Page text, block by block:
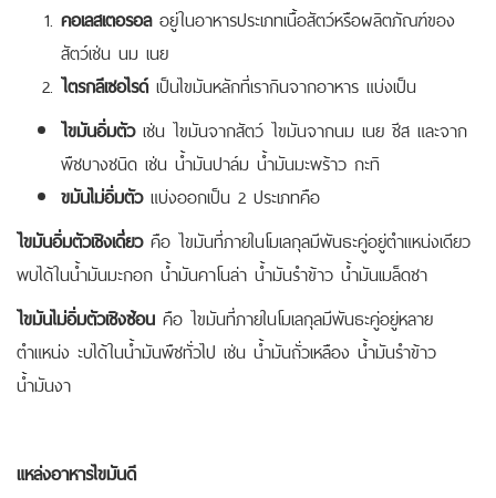
คอเลสเตอรอล อยู่ในอาหารประเภทเนื้อสัตว์หรือผลิตภัณฑ์ของ
สัตว์เช่น นม เนย
ไตรกลีเซอไรด์ เป็นไขมันหลักที่เรากินจากอาหาร แบ่งเป็น
ไขมันอิ่มตัว เช่น ไขมันจากสัตว์ ไขมันจากนม เนย ชีส และจาก
พืชบางชนิด เช่น น้ำมันปาล์ม น้ำมันมะพร้าว กะทิ
ขมันไม่อิ่มตัวแบ่งออกเป็น 2 ประเภทคือ
ไขมันอิ่มตัวเชิงเดี่ยว คือ ไขมันที่ภายในโมเลกุลมีพันธะคู่อยู่ตำแหน่งเดียว
พบได้ในน้ำมันมะกอก น้ำมันคาโนล่า น้ำมันรำข้าว น้ำมันเมล็ดชา
ไขมันไม่อิ่มตัวเชิงซ้อน คือ ไขมันที่ภายในโมเลกุลมีพันธะคู่อยู่หลาย
ตำแหน่ง ะบได้ในน้ำมันพืชทั่วไป เช่น น้ำมันถั่วเหลือง น้ำมันรำข้าว
น้ำมันงา
แหล่งอาหารไขมันดี